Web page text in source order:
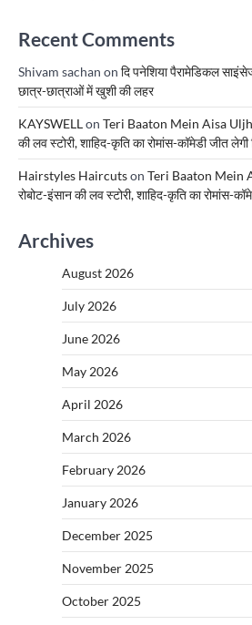
Recent Comments
Shivam sachan on दि पनेशिया पैरामेडिकल
छात्र-छात्राओं में खुशी की लहर
KAYSWELLon Teri Baaton Mein Aisa
की लव स्टोरी, शाहिद-कृति का रोमांस-कॉमेडी जीत लेगी
Hairstyles Haircutson Teri Baaton Mein
रोबोट-इंसान की लव स्टोरी, शाहिद-कृति का रोमांस-
Archives
August 2026
July 2026
June 2026
May 2026
April 2026
March 2026
February 2026
January 2026
December 2025
November 2025
October 2025